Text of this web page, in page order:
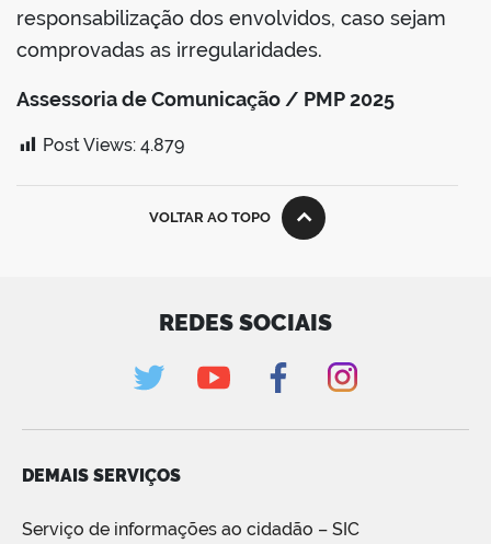
responsabilização dos envolvidos, caso sejam
comprovadas as irregularidades.
Assessoria de Comunicação / PMP 2025
Post Views: 4.879
VOLTAR AO TOPO
REDES SOCIAIS
DEMAIS SERVIÇOS
Serviço de informações ao cidadão – SIC